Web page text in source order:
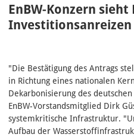
EnBW-Konzern
Investitionsanreizen
"Die Bestätigung des Antrags
in Richtung eines nationalen
Dekarbonisierung des
EnBW-Vorstandsmitglied Dirk
systemkritische Infrastruktur.
Aufbau der